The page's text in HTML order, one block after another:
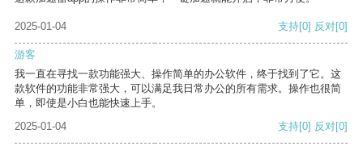
2025-01-04 支持[0] 反对[0]
游客
我一直在寻找一款功能强大、操作简单的办公软件，终于找到了它。这
款软件的功能非常强大，可以满足我日常办公的所有需求。操作也很简
单，即使是小白也能快速上手。
2025-01-04
支持[0] 反对[0]